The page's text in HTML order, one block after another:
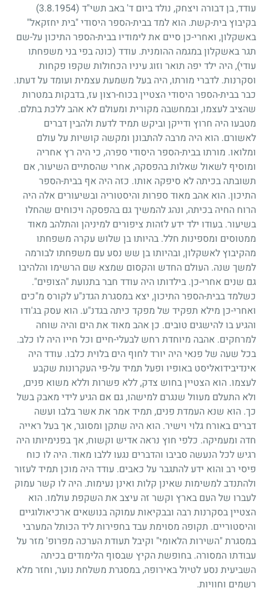
עודד, בן דבורה ויצחק, נולד ביום ד' באב תשי"ד (3.8.1954)
בקיבוץ בית-קשת. הוא למד בבית-הספר היסודי "בית יחזקאל"
באשקלון, ואחרי-כן סיים את לימודיו בבית-הספר התיכון על-שם
תגר באשקלון במגמה ההומנית. עודד (כונה בפי בני משפחתו
עודי), היה ילד יפה תואר וזוג עיניו הכחולות שקפו פקחות
וסקרנות. לדברי מורתו, היה בעל משמעת עצמית ועומד על דעתו.
כבר בבית-הספר היסודי הצטיין בכוח-רצון עז, בדבקות במטרות
שהציב לעצמו, ובמחשבה מקורית ומעולם לא אהב ללכת בתלם.
מטבעו היה חרוץ ודייקן וביקש תמיד לדעת ולהבין דברים
לאשורם. הוא היה מרבה להתבונן ומקשה קושיות על עולם
ומלואו. מורתו בבית-הספר היסודי ספרה, כי היה רץ אחריה
ומוסיף לשאול שאלות בהפסקה, אחרי שהסתיים השיעור, אם
תשובתה בכיתה לא סיפקה אותו. כזה היה אף בבית-הספר
התיכון. הוא אהב מאוד ספרות והיסטוריה ובשיעורים אלה היה
הרוח החיה בכיתה, ונהג להמשיך גם בהפסקה ויכוחים שהחלו
בשיעור. בעודו ילד ידע לזהות ציפורים למיניהן והתלהב מאוד
ממטוסים ומספינות חלל. בהיותו בן שלוש עקרה משפחתו
מהקיבוץ לאשקלון, ובהיותו בן שש נסע עם משפחתו לבורמה
למשך שנה. העולם החדש והקסום שמצא שם הרשימו והלהיבו
גם שנים אחרי-כן. בילדותו היה עודד חבר בתנועת "הצופים".
כשלמד בבית-הספר התיכון, יצא במסגרת הגדנ"ע לקורס מ"כים
ואחרי-כן מילא תפקיד של מפקד כיתה בגדנ"ע. הוא עסק בג'ודו
והגיע בו להישגים טובים. כן אהב מאוד את הים והיה שוחה
למרחקים. אהבה מיוחדת רחש לבעלי-חיים וכל חייו היה לו כלב.
בכל שעה של פנאי היה יורד לחוף הים בלוית כלבו. עודד היה
אינדיבידואליסט באופיו ופעל תמיד על-פי העקרונות שקבע
לעצמו. הוא הצטיין בחוש צדק, ללא פשרות וללא משוא פנים,
ולא התעלם מעוול שנגרם למישהו, גם אם הגיע לידי מאבק בשל
כך. הוא שנא העמדת פנים, תמיד אמר את אשר בלבו ועשה
דברים באורח גלוי וישיר. הוא היה שתקן ומסוגר, אך בעל ראייה
חדה ומעמיקה. כלפי חוץ נראה אדיש וקשוח, אך בפנימיותו היה
רגיש לכל הנעשה סביבו והדברים נגעו ללבו מאוד. היה לו כוח
פיסי רב והוא ידע להתגבר על כאבים. עודד היה מוכן תמיד לעזור
ולהתנדב למשימות שאינן קלות ואינן נעימות. היה לו קשר עמוק
לעברו של העם בארץ וקשר זה עיצב את השקפת עולמו. הוא
הצטיין בסקרנות רבה ובבקיאות עמוקה בנושאים ארכיאולוגיים
והיסטוריים. תקופה מסוימת עבד בחפירות ליד הכותל המערבי
במסגרת "השירות הלאומי" וקיבל תעודת הערכה מפרופ' מזר על
עבודתו המסורה. בחופשת הקיץ שבסוף הלימודים בכיתה
השביעית נסע לטיול באירופה, במסגרת משלחת נוער, וחזר מלא
רשמים וחוויות.